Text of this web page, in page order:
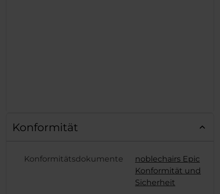
Konformität
Konformitätsdokumente
noblechairs Epic
Konformität und
Sicherheit